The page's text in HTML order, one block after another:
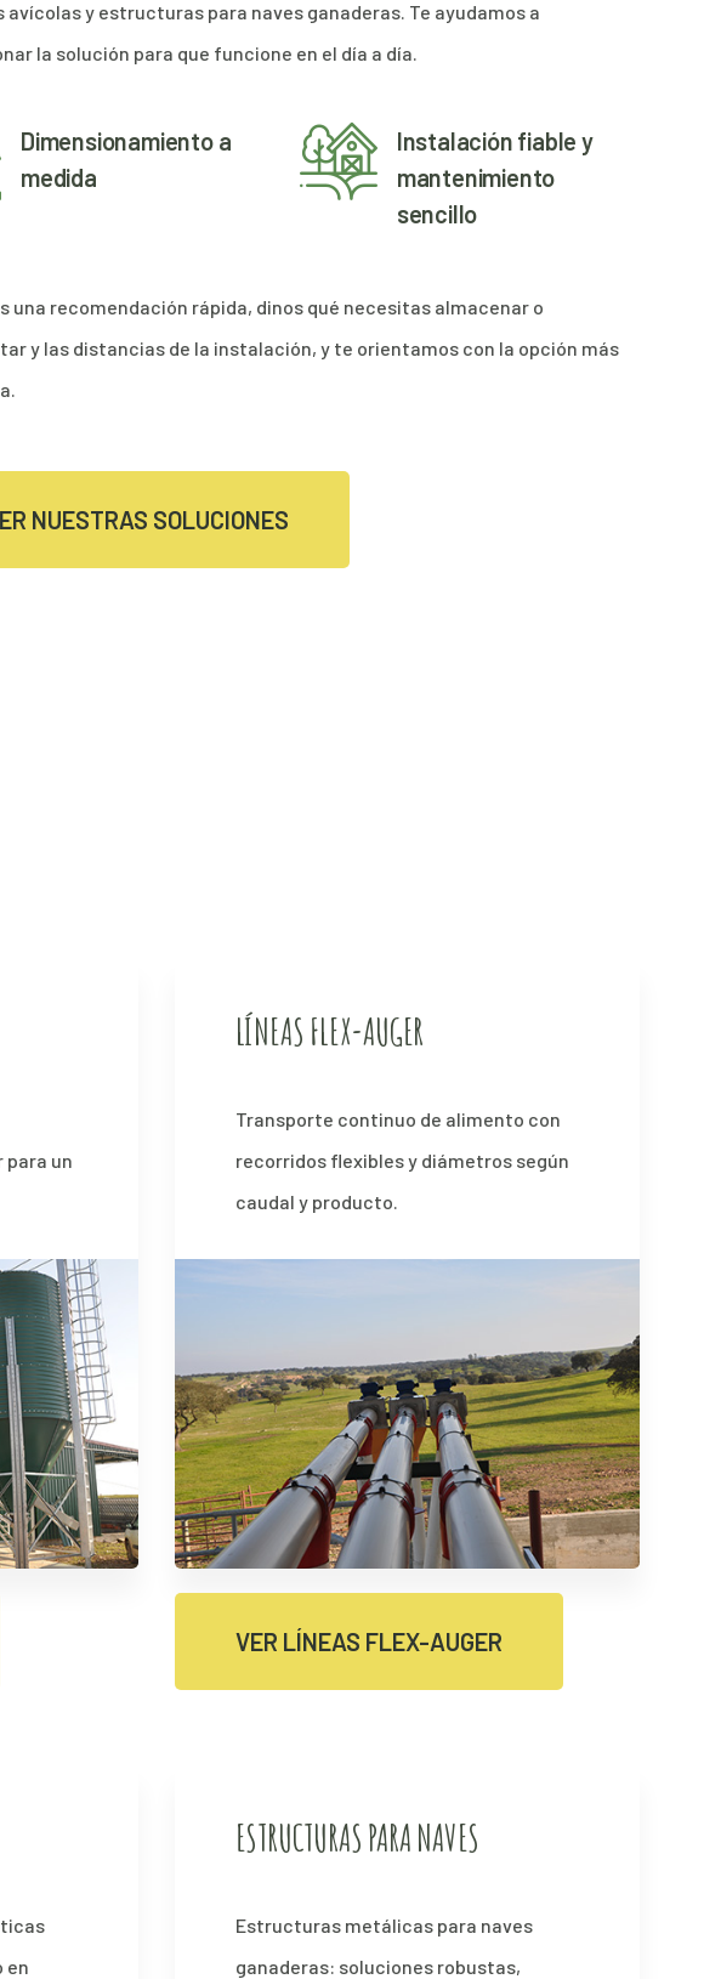
avícolas y estructuras para naves ganaderas. Te ayudamos a
la solución para que funcione en el día a día.
Dimensionamiento a
medida
Instalación fiable y
mantenimiento
sencillo
una recomendación rápida, dinos qué necesitas almacenar o
y las distancias de la instalación, y te orientamos con la opción más
NUESTRAS SOLUCIONES
para un
LÍNEAS FLEX-AUGER
Transporte continuo de alimento con
recorridos flexibles y diámetros según
caudal y producto.
VER LÍNEAS FLEX-AUGER
en
ESTRUCTURAS PARA NAVES
Estructuras metálicas para naves
ganaderas: soluciones robustas,